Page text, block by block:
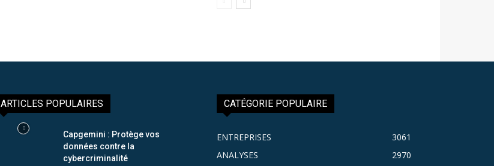
ARTICLES POPULAIRES
Capgemini : Protège vos
données contre la
cybercriminalité
CATÉGORIE POPULAIRE
ENTREPRISES
3061
ANALYSES
2970